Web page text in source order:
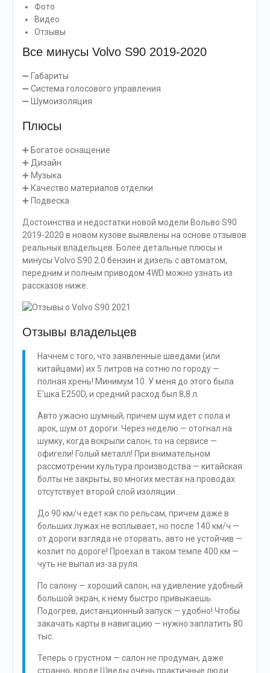
Фото
Видео
Отзывы
Все минусы Volvo S90 2019-2020
➖ Габариты
➖ Система голосового управления
➖ Шумоизоляция
Плюсы
➕ Богатое оснащение
➕ Дизайн
➕ Музыка
➕ Качество материалов отделки
➕ Подвеска
Достоинства и недостатки новой модели Вольво S90
2019-2020 в новом кузове выявлены на основе отзывов
реальных владельцев. Более детальные плюсы и
минусы Volvo S90 2.0 бензин и дизель с автоматом,
передним и полным приводом 4WD можно узнать из
рассказов ниже.
Отзывы владельцев
Начнем с того, что заявленные шведами (или
китайцами) их 5 литров на сотню по городу —
полная хрень! Минимум 10. У меня до этого была
Е’шка Е250D, и средний расход был 8,8 л.
Авто ужасно шумный, причем шум идет с пола и
арок, шум от дороги. Через неделю — отогнал на
шумку, когда вскрыли салон, то на сервисе —
офигели! Голый металл! При внимательном
рассмотрении культура производства — китайская:
болты не закрыты, во многих местах на проводах
отсутствует второй слой изоляции…
До 90 км/ч едет как по рельсам, причем даже в
больших лужах не всплывает, но после 140 км/ч —
от дороги взгляда не оторвать, авто не устойчив —
козлит по дороге! Проехал в таком темпе 400 км —
чуть не выпал из-за руля.
По салону — хороший салон, на удивление удобный
большой экран, к нему быстро привыкаешь.
Подогрев, дистанционный запуск — удобно! Чтобы
закачать карты в навигацию — нужно заплатить 80
тыс.
Теперь о грустном — салон не продуман, даже
странно, вроде Шведы очень практичные люди.